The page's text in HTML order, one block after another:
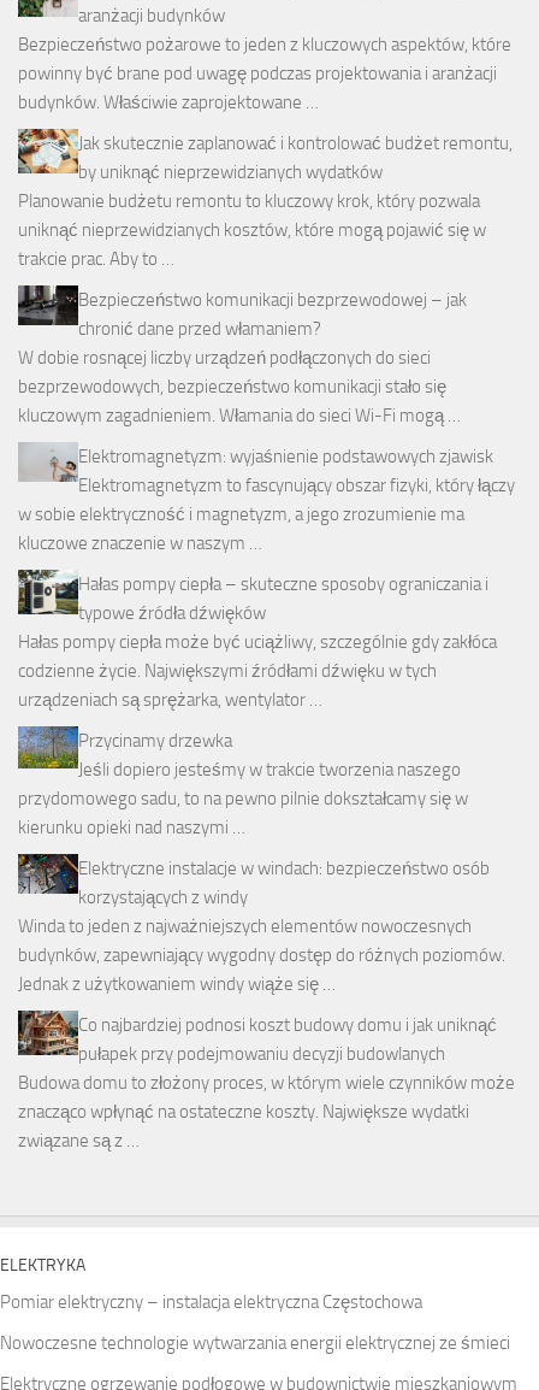
aranżacji budynków
Bezpieczeństwo pożarowe to jeden z kluczowych aspektów, które
powinny być brane pod uwagę podczas projektowania i aranżacji
budynków. Właściwie zaprojektowane …
Jak skutecznie zaplanować i kontrolować budżet remontu,
by uniknąć nieprzewidzianych wydatków
Planowanie budżetu remontu to kluczowy krok, który pozwala
uniknąć nieprzewidzianych kosztów, które mogą pojawić się w
trakcie prac. Aby to …
Bezpieczeństwo komunikacji bezprzewodowej – jak
chronić dane przed włamaniem?
W dobie rosnącej liczby urządzeń podłączonych do sieci
bezprzewodowych, bezpieczeństwo komunikacji stało się
kluczowym zagadnieniem. Włamania do sieci Wi-Fi mogą …
Elektromagnetyzm: wyjaśnienie podstawowych zjawisk
Elektromagnetyzm to fascynujący obszar fizyki, który łączy
w sobie elektryczność i magnetyzm, a jego zrozumienie ma
kluczowe znaczenie w naszym …
Hałas pompy ciepła – skuteczne sposoby ograniczania i
typowe źródła dźwięków
Hałas pompy ciepła może być uciążliwy, szczególnie gdy zakłóca
codzienne życie. Największymi źródłami dźwięku w tych
urządzeniach są sprężarka, wentylator …
Przycinamy drzewka
Jeśli dopiero jesteśmy w trakcie tworzenia naszego
przydomowego sadu, to na pewno pilnie dokształcamy się w
kierunku opieki nad naszymi …
Elektryczne instalacje w windach: bezpieczeństwo osób
korzystających z windy
Winda to jeden z najważniejszych elementów nowoczesnych
budynków, zapewniający wygodny dostęp do różnych poziomów.
Jednak z użytkowaniem windy wiąże się …
Co najbardziej podnosi koszt budowy domu i jak uniknąć
pułapek przy podejmowaniu decyzji budowlanych
Budowa domu to złożony proces, w którym wiele czynników może
znacząco wpłynąć na ostateczne koszty. Największe wydatki
związane są z …
ELEKTRYKA
Pomiar elektryczny – instalacja elektryczna Częstochowa
Nowoczesne technologie wytwarzania energii elektrycznej ze śmieci
Elektryczne ogrzewanie podłogowe w budownictwie mieszkaniowym